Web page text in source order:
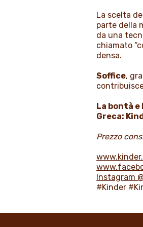
La scelta
parte della
da una
chiamato
densa.
Soffice,
La bontà e
Greca:
Prezzo
Instagram
#Kinder